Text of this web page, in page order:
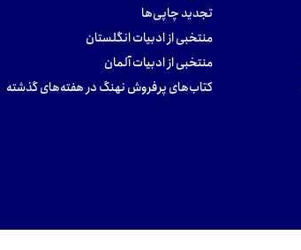
تجدید چاپی‌ها
منتخبی از ادبیات انگلستان
منتخبی از ادبیات آلمان
کتاب‌های پرفروش نهنگ در هفته‌های گذشته